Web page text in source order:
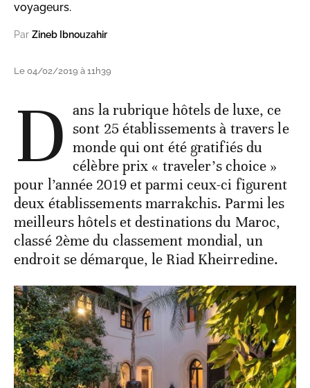
voyageurs.
Par Zineb Ibnouzahir
Le 04/02/2019 à 11h39
D ans la rubrique hôtels de luxe, ce
sont 25 établissements à travers le
monde qui ont été gratifiés du
célèbre prix « traveler’s choice »
pour l’année 2019 et parmi ceux-ci figurent
deux établissements marrakchis. Parmi les
meilleurs hôtels et destinations du Maroc,
classé 2ème du classement mondial, un
endroit se démarque, le Riad Kheirredine.